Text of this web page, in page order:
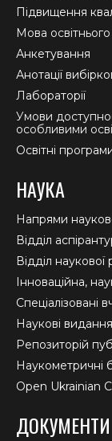
Підвищення
Мова
Анкетування
Анотації
Лабораторії
Умови
особливими
Освітні
НАУКА
Напрями
Відділ
Відділ
Інноваційна,
Спеціалізовані
Наукові
Репозиторій
Наукометричні
Open Ukrainian
ДОКУМЕНТИ